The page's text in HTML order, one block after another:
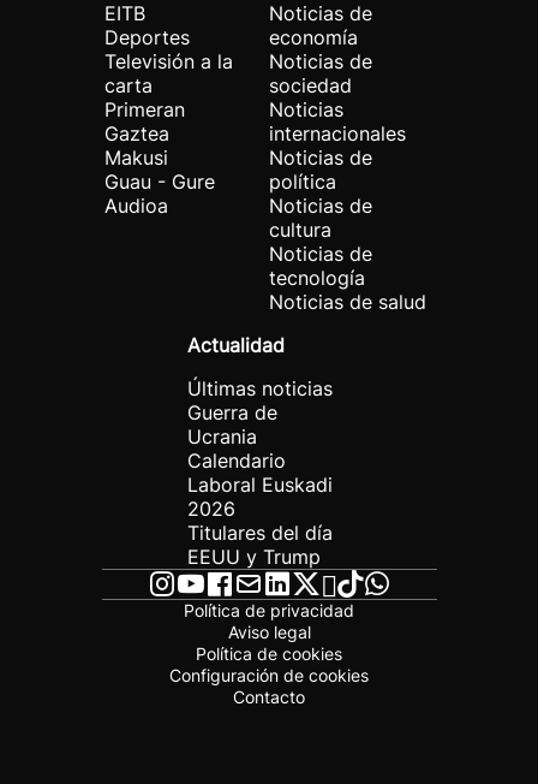
EITB
Deportes
Televisión a la
carta
Primeran
Gaztea
Makusi
Guau - Gure
Audioa
Noticias de
economía
Noticias de
sociedad
Noticias
internacionales
Noticias de
política
Noticias de
cultura
Noticias de
tecnología
Noticias de salud
Actualidad
Últimas noticias
Guerra de
Ucrania
Calendario
Laboral Euskadi
2026
Titulares del día
EEUU y Trump
Política de privacidad
Aviso legal
Política de cookies
Configuración de cookies
Contacto